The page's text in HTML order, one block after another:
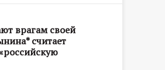
врагам своей
считает